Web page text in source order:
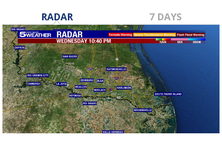
RADAR 7 DAYS